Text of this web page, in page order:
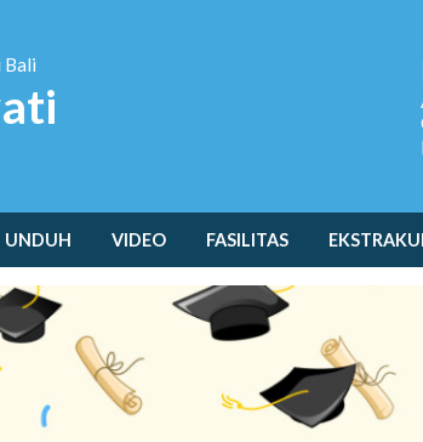
Bali
UNDUH VIDEO FASILITAS